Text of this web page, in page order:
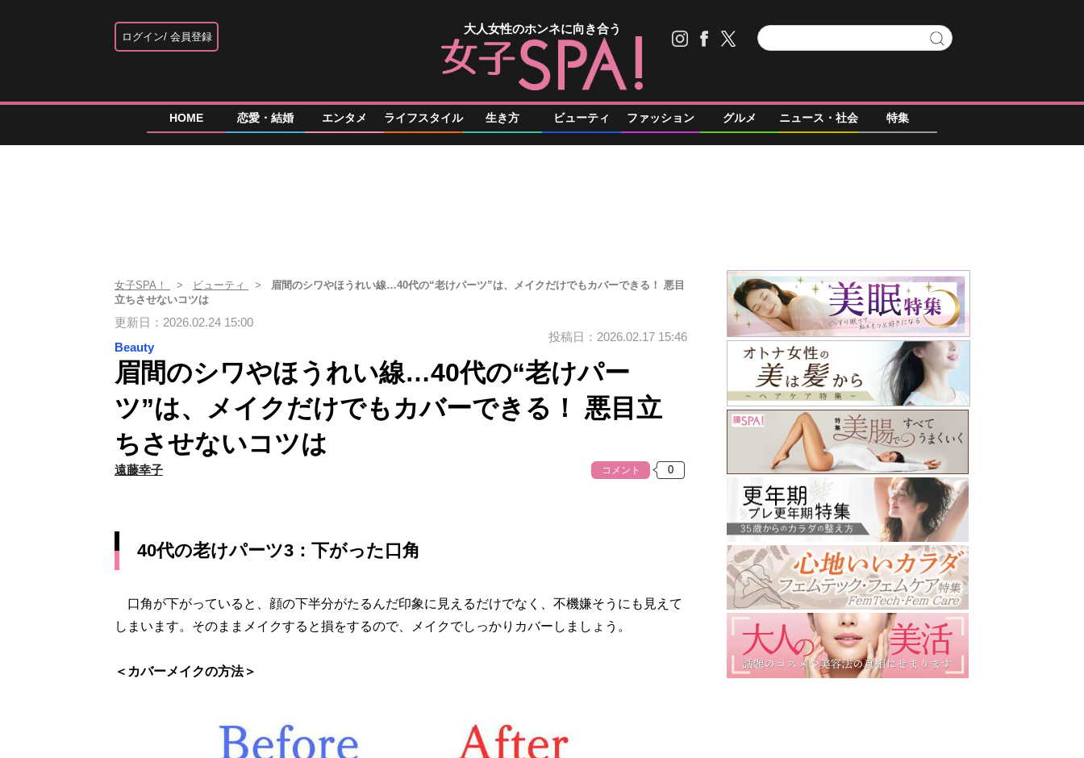
ログイン 会員登録
大人女性のホンネに向き合う
HOME 恋愛・結婚 エンタメ ライフスタイル 生き方 ビューティ ファッション グルメ ニュース・社会 特集
女子SPA！ ビューティ
眉間のシワやほうれい線…40代の“老けパーツ”は、メイクだけでもカバーできる！ 悪目
立ちさせないコツは
更新日：2026.02.24 15:00
Beauty
投稿日：2026.02.17 15:46
眉間のシワやほうれい線…40代の“老けパー
ツ”は、メイクだけでもカバーできる！ 悪目立
ちさせないコツは
遠藤幸子 コメント
40代の老けパーツ3：下がった口角
口角が下がっていると、顔の下半分がたるんだ印象に見えるだけでなく、不機嫌そうにも見えて
しまいます。そのままメイクすると損をするので、メイクでしっかりカバーしましょう。
＜カバーメイクの方法＞